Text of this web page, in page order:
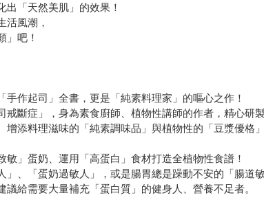
「天然美肌」的效果！
活風潮，
」吧！
作起司」全書，更是「純素料理家」的嘔心之作！
斷症」，身為素食廚師、植物性講師的作者，精心研
添料理滋味的「純素調味品」與植物性的「豆漿優格
」蛋奶、運用「高蛋白」食材打造全植物性食譜！
、「蛋奶過敏人」，或是腸胃總是躁動不安的「腸
給需要大量補充「蛋白質」的健身人、營養不足者。